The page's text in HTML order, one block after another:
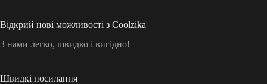
Відкрий нові можливості з Coolzika
З нами легко, швидко і вигідно!
Швидкі посилання